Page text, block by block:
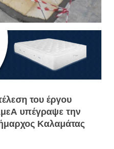
του έργου
υπέγραψε την
Καλαμάτας